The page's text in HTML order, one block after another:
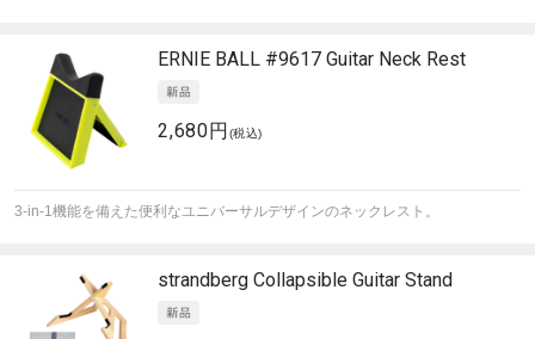
ERNIE BALL #9617 Guitar Neck Rest
2,680円 (税込)
3-in-1機能を備えた便利なユニバーサルデザインのネックレスト。
strandberg Collapsible Guitar Stand